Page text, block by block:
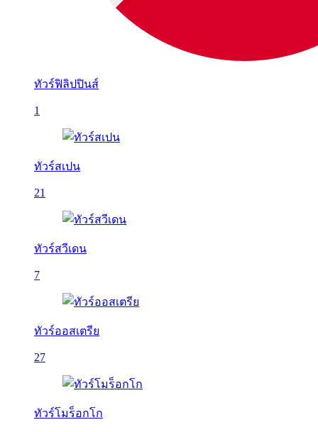
ทัวร์ฟิลิปปินส์
1
ทัวร์สเปน
21
ทัวร์สวีเดน
7
ทัวร์ออสเตรีย
27
ทัวร์โมร็อกโก